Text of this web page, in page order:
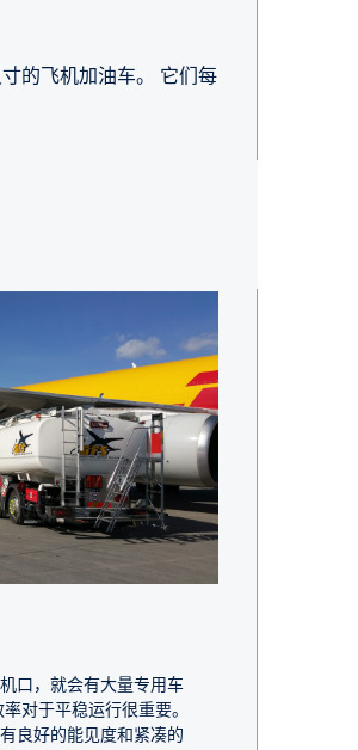
的飞机加油车。 它们每
口，就会有大量专用车
对于平稳运行很重要。
良好的能见度和紧凑的